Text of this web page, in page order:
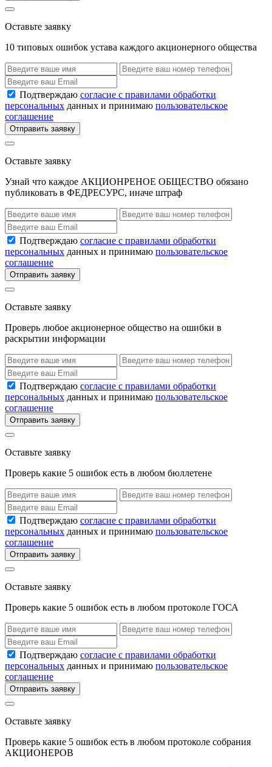
Оставьте заявку
10 типовых ошибок устава каждого акционерного общества
Подтверждаю согласие с правилами обработки
персональных данных и принимаю пользовательское
соглашение
Отправить заявку
Оставьте заявку
Узнай что каждое АКЦИОНРЕНОЕ ОБЩЕСТВО обязано
публиковать в ФЕДРЕСУРС, иначе штраф
Подтверждаю согласие с правилами обработки
персональных данных и принимаю пользовательское
соглашение
Отправить заявку
Оставьте заявку
Проверь любое акционерное общество на ошибки в
раскрытии информации
Подтверждаю согласие с правилами обработки
персональных данных и принимаю пользовательское
соглашение
Отправить заявку
Оставьте заявку
Проверь какие 5 ошибок есть в любом бюллетене
Подтверждаю согласие с правилами обработки
персональных данных и принимаю пользовательское
соглашение
Отправить заявку
Оставьте заявку
Проверь какие 5 ошибок есть в любом протоколе ГОСА
Подтверждаю согласие с правилами обработки
персональных данных и принимаю пользовательское
соглашение
Отправить заявку
Оставьте заявку
Проверь какие 5 ошибок есть в любом протоколе собрания
АКЦИОНЕРОВ